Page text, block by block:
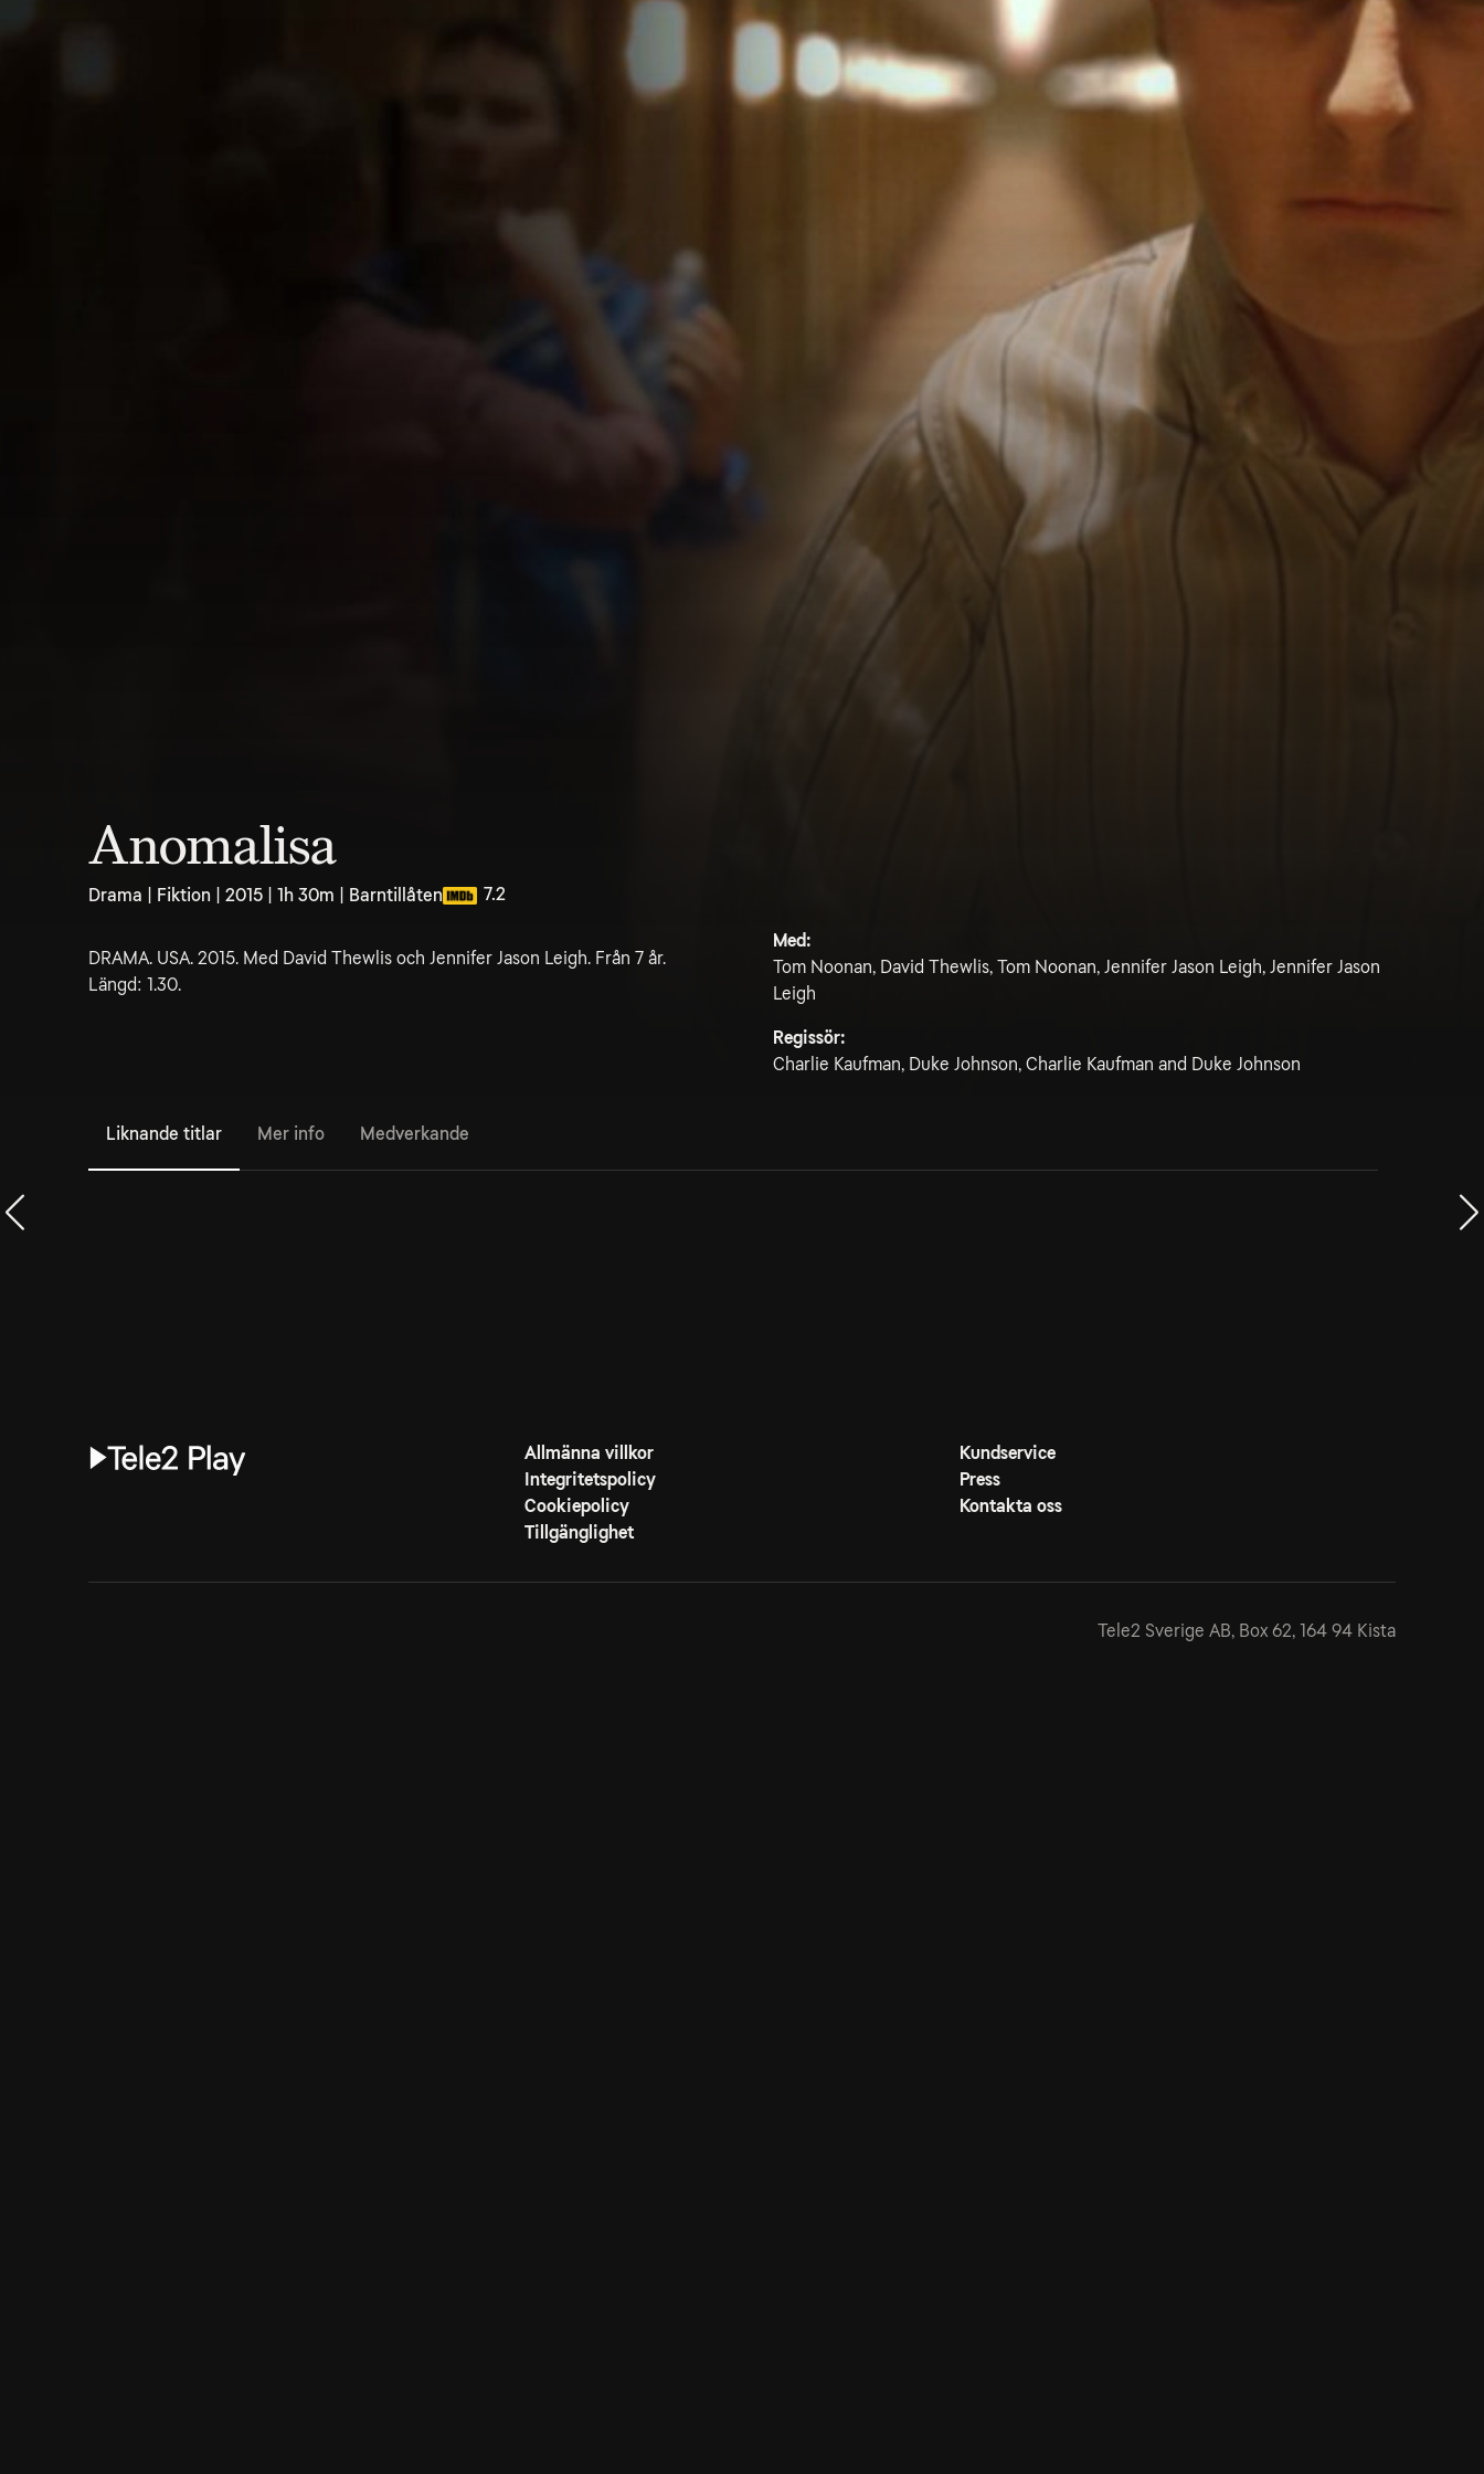
Anomalisa
Drama | Fiktion | 2015 | 1h 30m | Barntillåten 7.2
DRAMA. USA. 2015. Med David Thewlis och Jennifer Jason Leigh. Från 7 år.
Längd: 1.30.
Med:
Tom Noonan, David Thewlis, Tom Noonan, Jennifer Jason Leigh, Jennifer Jason
Leigh
Regissör:
Charlie Kaufman, Duke Johnson, Charlie Kaufman and Duke Johnson
Liknande titlar Mer info Medverkande
Allmänna villkor
Integritetspolicy
Cookiepolicy
Tillgänglighet
Kundservice
Press
Kontakta oss
Tele2 Sverige AB, Box 62, 164 94 Kista